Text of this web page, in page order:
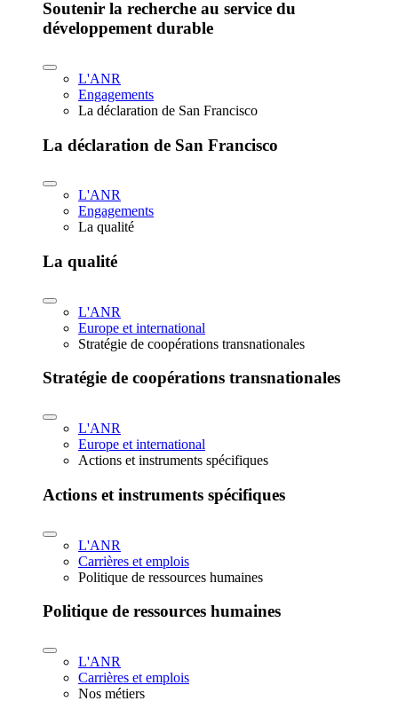
Soutenir la recherche au service du
développement durable
L'ANR
Engagements
La déclaration de San Francisco
La déclaration de San Francisco
L'ANR
Engagements
La qualité
La qualité
L'ANR
Europe et international
Stratégie de coopérations transnationales
Stratégie de coopérations transnationales
L'ANR
Europe et international
Actions et instruments spécifiques
Actions et instruments spécifiques
L'ANR
Carrières et emplois
Politique de ressources humaines
Politique de ressources humaines
L'ANR
Carrières et emplois
Nos métiers